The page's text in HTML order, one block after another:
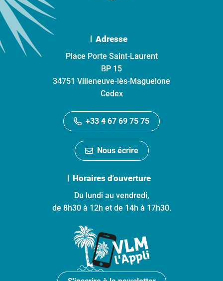
Adresse
Place Porte Saint-Laurent
BP 15
34751 Villeneuve-lès-Maguelone
Cedex
+33 4 67 69 75 75
Nous écrire
Horaires d'ouverture
Du lundi au vendredi,
de 8h30 à 12h et de 14h à 17h30.